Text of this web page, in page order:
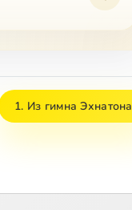
1. Из гимна Эхнатона